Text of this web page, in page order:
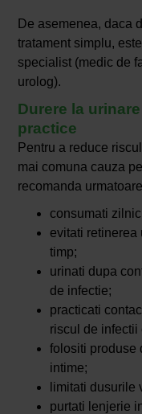
De asemenea, daca
tratament simplu,
specialist (medic de
urolog).
Durere la
practice
Pentru a reduce
mai comuna cauza
recomanda
consumati
evitati retinerea
timp;
urinati dupa
de infectie;
practicati
riscul de infectii
folositi produse
intime;
limitati dusurile
purtati lenjerie